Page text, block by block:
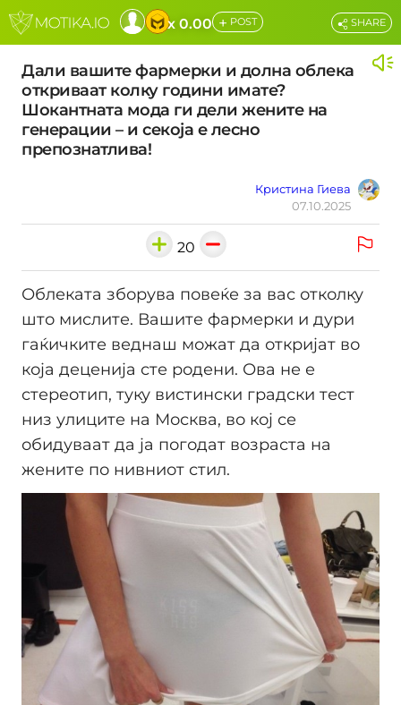
x 0.00 + POST
Дали вашите фармерки и долна облека
откриваат колку години имате?
Шокантната мода ги дели жените на
генерации – и секоја е лесно
препознатлива!
Кристина Гиева
07.10.2025
SHARE
20
Облеката зборува повеќе за вас отколку
што мислите. Вашите фармерки и дури
гаќичките веднаш можат да откријат во
која деценија сте родени. Ова не е
стереотип, туку вистински градски тест
низ улиците на Москва, во кој се
обидуваат да ја погодат возраста на
жените по нивниот стил.